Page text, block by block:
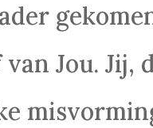
Jou. Jij,